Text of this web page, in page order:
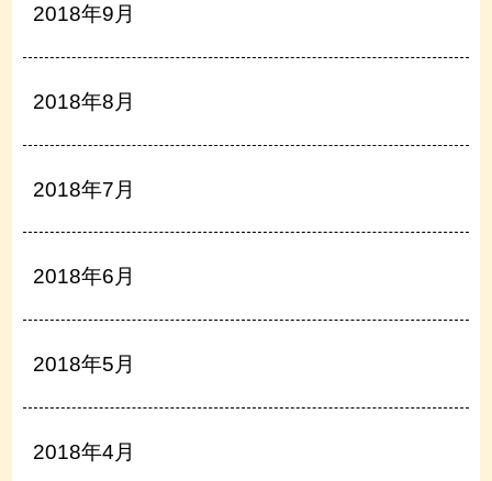
2018年9月
2018年8月
2018年7月
2018年6月
2018年5月
2018年4月